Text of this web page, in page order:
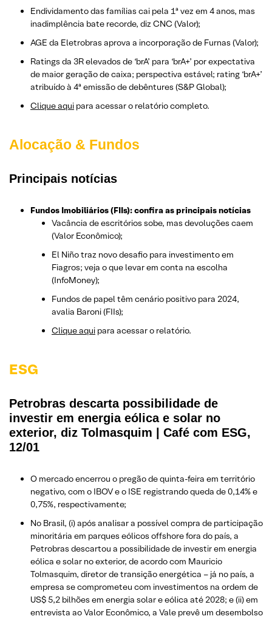
Endividamento das famílias cai pela 1ª vez em 4 anos, mas
inadimplência bate recorde, diz CNC (Valor);
AGE da Eletrobras aprova a incorporação de Furnas (Valor);
Ratings da 3R elevados de ‘brA’ para ‘brA+’ por expectativa
de maior geração de caixa; perspectiva estável; rating ‘brA+’
atribuído à 4ª emissão de debêntures (S&P Global);
Clique aqui para acessar o relatório completo.
Alocação & Fundos
Principais notícias
Fundos Imobiliários (FIIs): confira as principais notícias
Vacância de escritórios sobe, mas devoluções caem
(Valor Econômico);
El Niño traz novo desafio para investimento em
Fiagros; veja o que levar em conta na escolha
(InfoMoney);
Fundos de papel têm cenário positivo para 2024,
avalia Baroni (FIIs);
Clique aqui para acessar o relatório.
ESG
Petrobras descarta possibilidade de
investir em energia eólica e solar no
exterior, diz Tolmasquim | Café com ESG,
12/01
O mercado encerrou o pregão de quinta-feira em território
negativo, com o IBOV e o ISE registrando queda de 0,14% e
0,75%, respectivamente;
No Brasil, (i) após analisar a possível compra de participação
minoritária em parques eólicos offshore fora do país, a
Petrobras descartou a possibilidade de investir em energia
eólica e solar no exterior, de acordo com Mauricio
Tolmasquim, diretor de transição energética – já no país, a
empresa se comprometeu com investimentos na ordem de
US$ 5,2 bilhões em energia solar e eólica até 2028; e (ii) em
entrevista ao Valor Econômico, a Vale prevê um desembolso